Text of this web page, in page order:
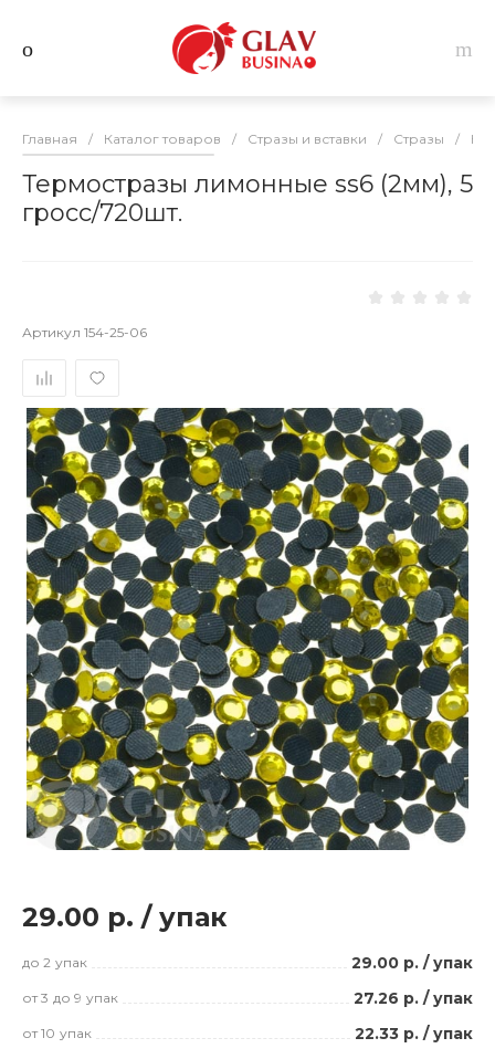
Главная / Каталог товаров / Стразы и вставки / Стразы /
Термостразы лимонные ss6 (2мм), 5
гросс/720шт.
Артикул 154-25-06
29.00 р. / упак
до 2 упак 29.00 р. / упак
от 3 до 9 упак 27.26 р. / упак
от 10 упак 22.33 р. / упак